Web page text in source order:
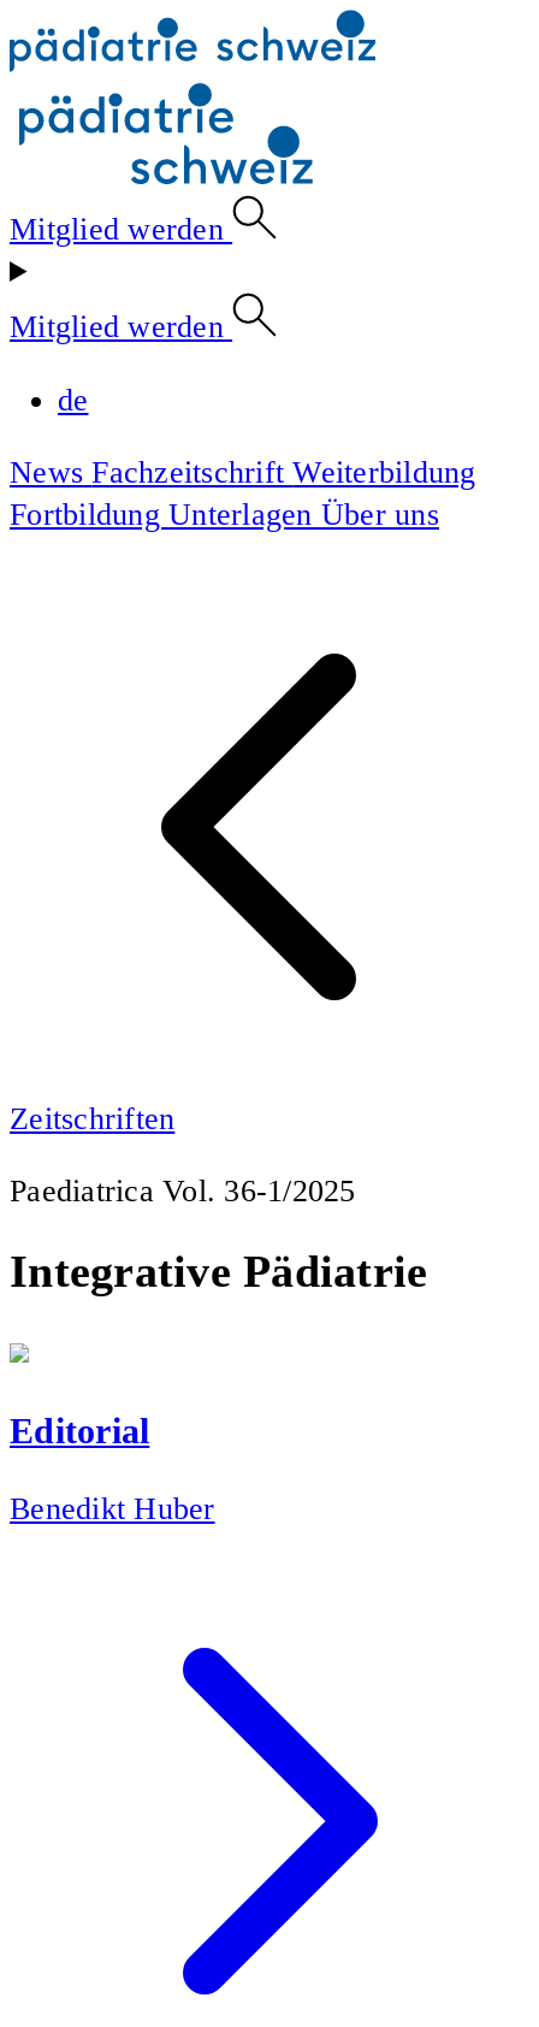
Mitglied werden
Mitglied werden
de
NewsFachzeitschriftWeiterbildung
FortbildungUnterlagen Über uns
Zeitschriften
Paediatrica Vol. 36-1/2025
Integrative Pädiatrie
Editorial
Benedikt Huber